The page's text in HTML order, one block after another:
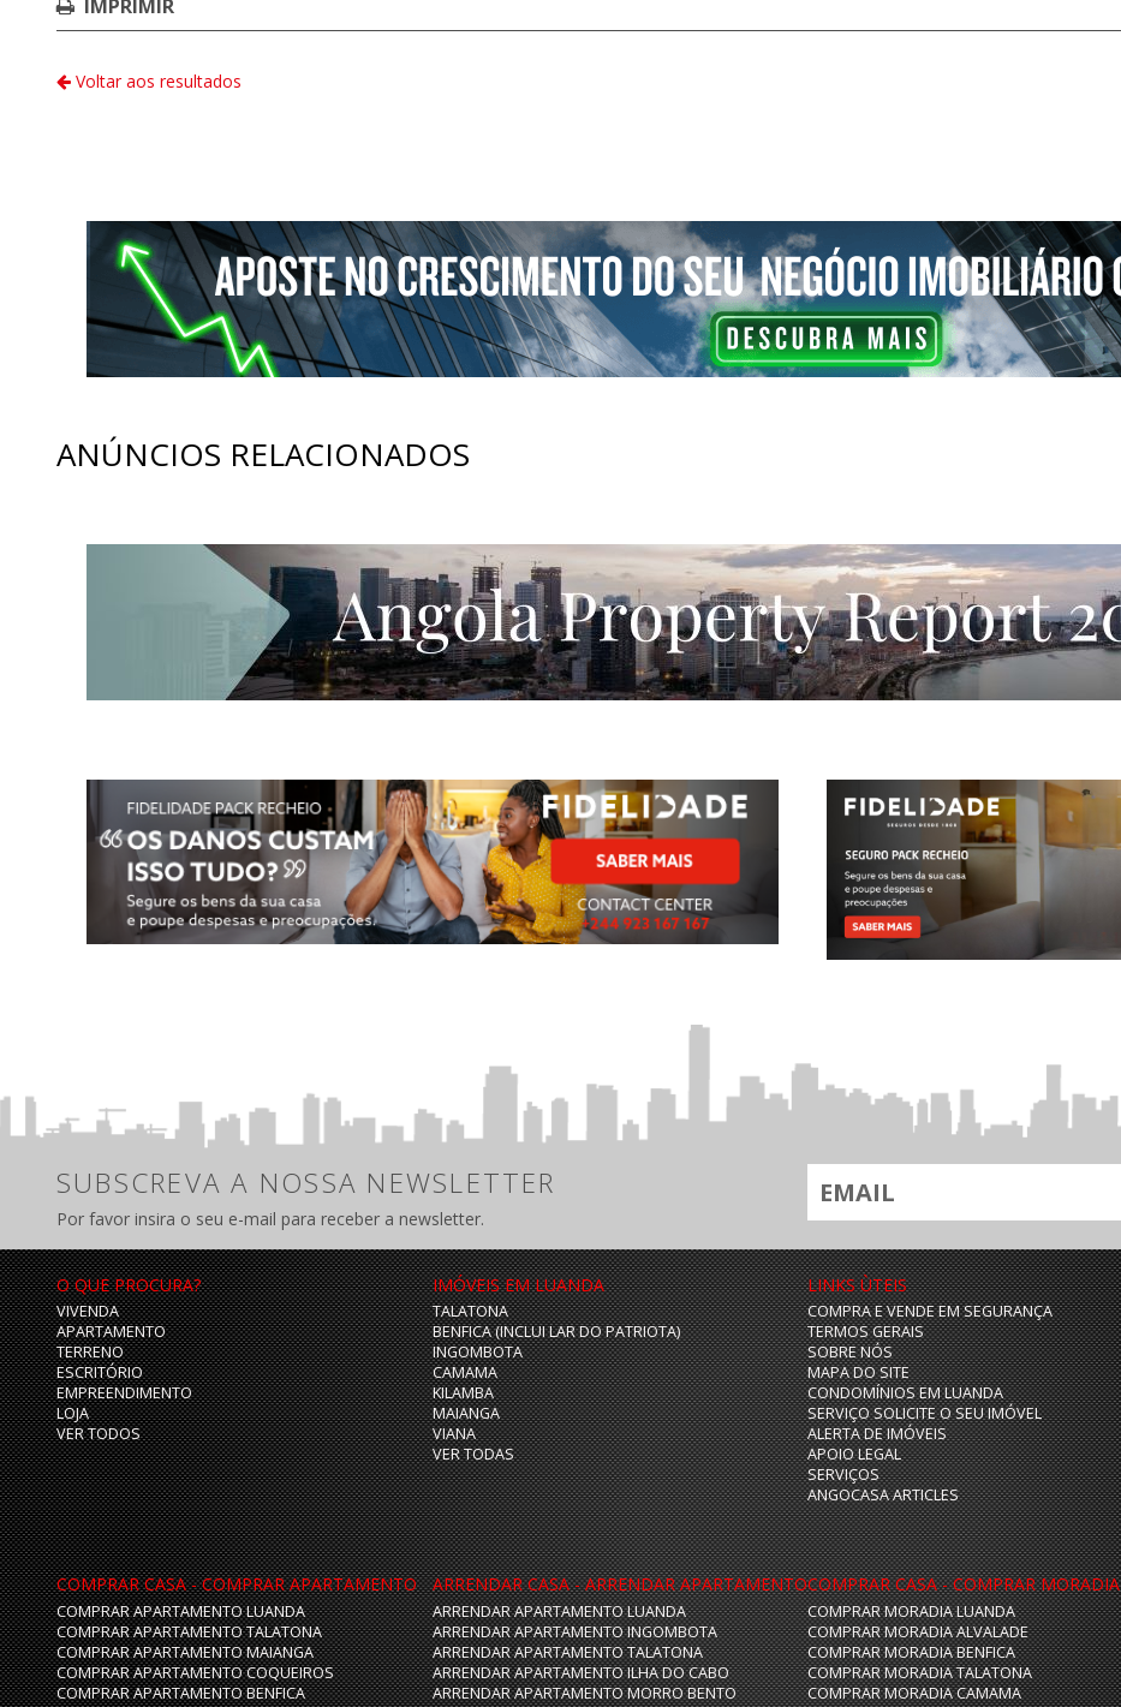
IMPRIMIR
Voltar aos resultados
ANÚNCIOS RELACIONADOS
SUBSCREVA A NOSSA NEWSLETTER
Por favor insira o seu e-mail para receber a newsletter.
O QUE PROCURA?
VIVENDA
APARTAMENTO
TERRENO
ESCRITÓRIO
EMPREENDIMENTO
LOJA
VER TODOS
IMÓVEIS EM LUANDA
TALATONA
BENFICA (INCLUI LAR DO PATRIOTA)
INGOMBOTA
CAMAMA
KILAMBA
MAIANGA
VIANA
VER TODAS
LINKS ÙTEIS
COMPRA E VENDE EM SEGURANÇA
TERMOS GERAIS
SOBRE NÓS
MAPA DO SITE
CONDOMÍNIOS EM LUANDA
SERVIÇO SOLICITE O SEU IMÓVEL
ALERTA DE IMÓVEIS
APOIO LEGAL
SERVIÇOS
ANGOCASA ARTICLES
COMPRAR CASA - COMPRAR APARTAMENTO
COMPRAR APARTAMENTO LUANDA
COMPRAR APARTAMENTO TALATONA
COMPRAR APARTAMENTO MAIANGA
COMPRAR APARTAMENTO COQUEIROS
COMPRAR APARTAMENTO BENFICA
ARRENDAR CASA - ARRENDAR APARTAMENTO
ARRENDAR APARTAMENTO LUANDA
ARRENDAR APARTAMENTO INGOMBOTA
ARRENDAR APARTAMENTO TALATONA
ARRENDAR APARTAMENTO ILHA DO CABO
ARRENDAR APARTAMENTO MORRO BENTO
COMPRAR CASA - COMPRAR MORADIA
COMPRAR MORADIA LUANDA
COMPRAR MORADIA ALVALADE
COMPRAR MORADIA BENFICA
COMPRAR MORADIA TALATONA
COMPRAR MORADIA CAMAMA